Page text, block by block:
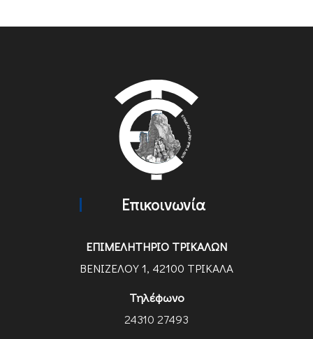
Επικοινωνία
ΕΠΙΜΕΛΗΤΗΡΙΟ ΤΡΙΚΑΛΩΝ
ΒΕΝΙΖΕΛΟΥ 1, 42100 ΤΡΙΚΑΛΑ
Τηλέφωνο
24310 27493